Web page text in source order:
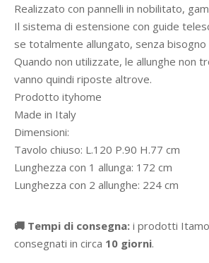
Realizzato con pannelli in nobilitato,
Il sistema di estensione con guide
se totalmente allungato, senza
Quando non utilizzate, le allunghe non
vanno quindi riposte altrove.
Prodotto ityhome
Made in Italy
Dimensioni:
Tavolo chiuso: L.120 P.90 H.77 cm
Lunghezza con 1 allunga: 172 cm
Lunghezza con 2 allunghe: 224 cm
🚚 Tempi di consegna: i prodotti
consegnati in circa 10 giorni.